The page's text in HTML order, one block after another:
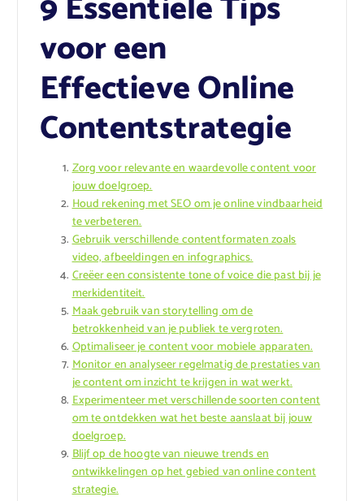
voor een
Effectieve Online
Contentstrategie
Zorg voor relevante en waardevolle content voor
jouw doelgroep.
Houd rekening met SEO om je online vindbaarheid
te verbeteren.
Gebruik verschillende contentformaten zoals
video, afbeeldingen en infographics.
Creëer een consistente tone of voice die past bij je
merkidentiteit.
Maak gebruik van storytelling om de
betrokkenheid van je publiek te vergroten.
Optimaliseer je content voor mobiele apparaten.
Monitor en analyseer regelmatig de prestaties van
je content om inzicht te krijgen in wat werkt.
Experimenteer met verschillende soorten content
om te ontdekken wat het beste aanslaat bij jouw
doelgroep.
Blijf op de hoogte van nieuwe trends en
ontwikkelingen op het gebied van online content
strategie.